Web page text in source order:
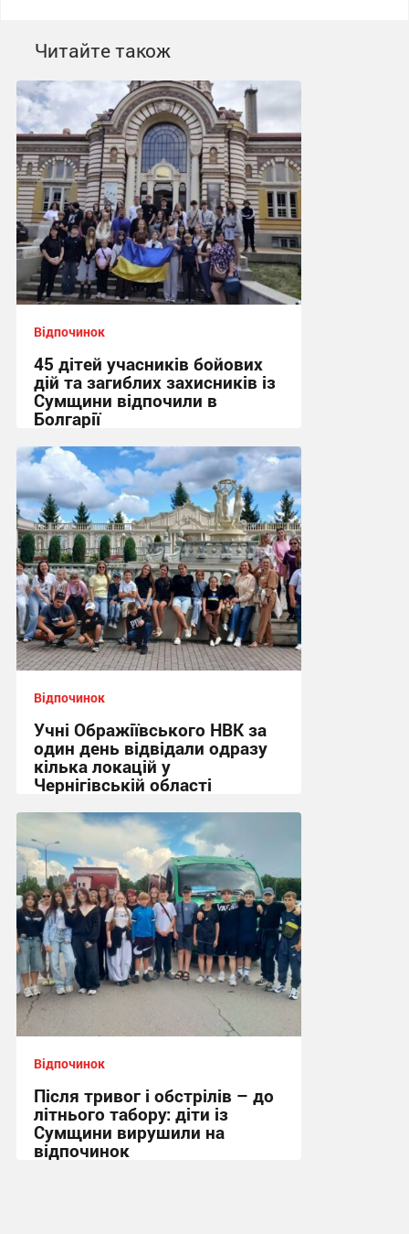
Читайте також
Відпочинок
45 дітей учасників бойових
дій та загиблих захисників із
Сумщини відпочили в
Болгарії
09:40, 3.08.2026
Відпочинок
Учні Ображіївського НВК за
один день відвідали одразу
кілька локацій у
Чернігівській області
15:20, 28.07.2026
Відпочинок
Після тривог і обстрілів – до
літнього табору: діти із
Сумщини вирушили на
відпочинок